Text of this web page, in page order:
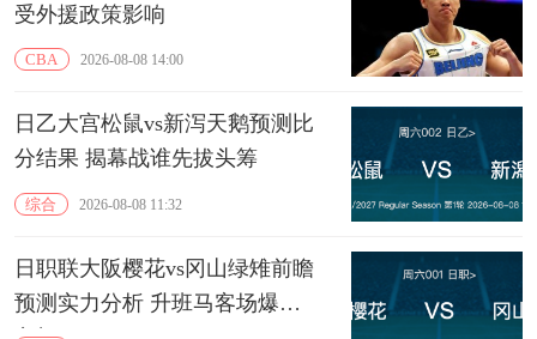
受外援政策影响
CBA 2026-08-08 14:00
日乙大宫松鼠vs新泻天鹅预测比
分结果 揭幕战谁先拔头筹
综合 2026-08-08 11:32
日职联大阪樱花vs冈山绿雉前瞻
预测实力分析 升班马客场爆冷